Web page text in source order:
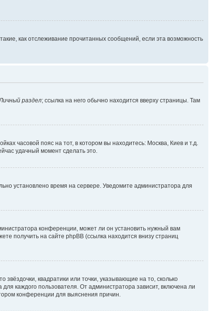
как отслеживание прочитанных сообщений, если эта возможность
раздел; ссылка на него обычно находится вверху страницы. Там
часовой пояс на тот, в котором вы находитесь: Москва, Киев и т.д.
удачный момент сделать это.
установлено время на сервере. Уведомите администратора для
конференции, может ли он установить нужный вам
получить на сайте phpBB (ссылка находится внизу страниц
квадратики или точки, указывающие на то, сколько
каждого пользователя. От администратора зависит, включена ли
конференции для выяснения причин.